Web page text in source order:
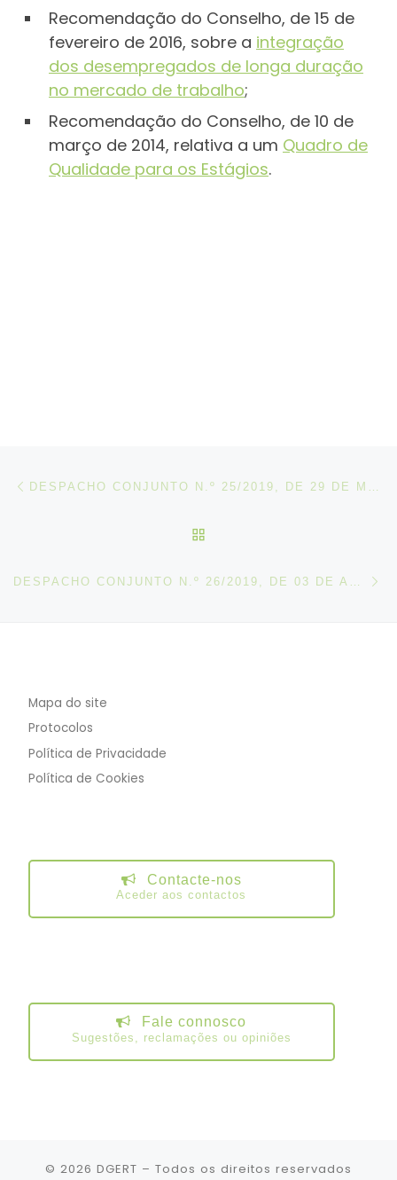
Recomendação do Conselho, de 15 de
fevereiro de 2016, sobre a integração
dos desempregados de longa duração
no mercado de trabalho;
Recomendação do Conselho, de 10 de
março de 2014, relativa a um Quadro de
Qualidade para os Estágios.
Post navigation
Mapa do site
Protocolos
Política de Privacidade
Política de Cookies
Contacte-nos
Aceder aos contactos
Fale connosco
Sugestões, reclamações ou opiniões
© 2026 DGERT – Todos os direitos reservados